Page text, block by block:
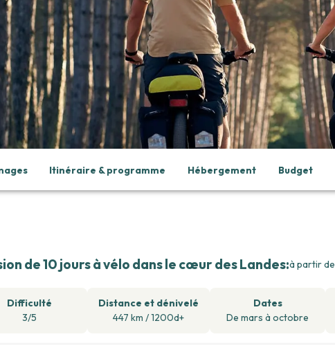
Itinéraire & programme Hébergement Budget
de 10 jours à vélo dans le cœur des Landes:à partir de
Difficulté
3/5
Distance et dénivelé
447 km / 1200d+
Dates
De mars à octobre